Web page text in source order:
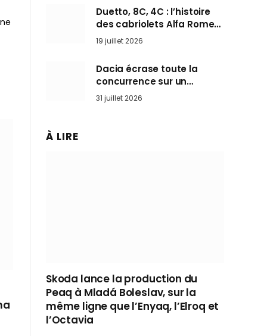
Duetto, 8C, 4C : l’histoire
des cabriolets Alfa Romeo,
ces Spider qui ont défini
l’art de rouler cheveux au
vent
19 juillet 2026
Dacia écrase toute la
concurrence sur un
marché où personne ne
l’attendait
31 juillet 2026
À LIRE
Skoda lance la production du
Peaq à Mladá Boleslav, sur la
même ligne que l’Enyaq, l’Elroq et
l’Octavia